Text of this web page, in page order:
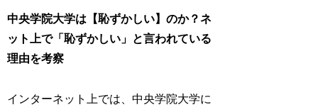
中央学院大学は【恥ずかしい】のか？ネ
ット上で「恥ずかしい」と言われている
理由を考察
インターネット上では、中央学院大学に